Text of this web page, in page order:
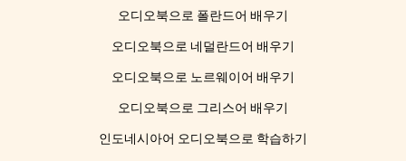
오디오북으로 폴란드어 배우기
오디오북으로 네덜란드어 배우기
오디오북으로 노르웨이어 배우기
오디오북으로 그리스어 배우기
인도네시아어 오디오북으로 학습하기